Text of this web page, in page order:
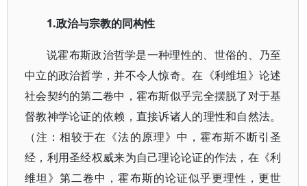
1.政治与宗教的同构性
说霍布斯政治哲学是一种理性的、世俗的、乃至
中立的政治哲学，并不令人惊奇。在《利维坦》论述
社会契约的第二卷中，霍布斯似乎完全摆脱了对于基
督教神学论证的依赖，直接诉诸人的理性和自然法。
（注：相较于在《法的原理》中，霍布斯不断引圣
经，利用圣经权威来为自己理论论证的作法，在《利
维坦》第二卷中，霍布斯的论证似乎更理性，更世